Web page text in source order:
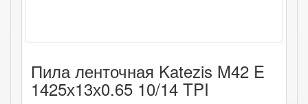
Пила ленточная Katezis M42 E
1425х13х0.65 10/14 TPI